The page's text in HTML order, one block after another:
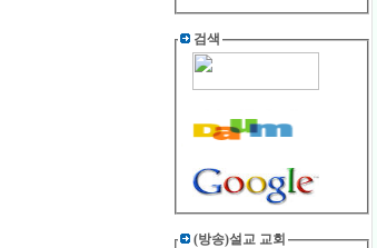
검색
(방송)설교 교회